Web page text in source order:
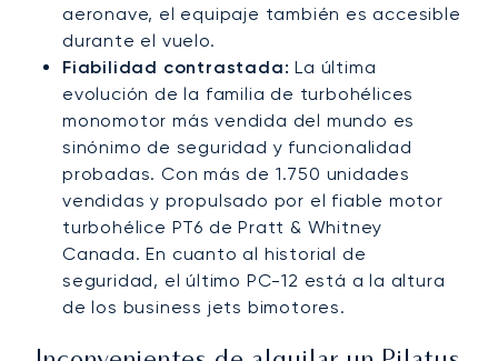
aeronave, el equipaje también es accesible
durante el vuelo.
Fiabilidad contrastada: La última
evolución de la familia de turbohélices
monomotor más vendida del mundo es
sinónimo de seguridad y funcionalidad
probadas. Con más de 1.750 unidades
vendidas y propulsado por el fiable motor
turbohélice PT6 de Pratt & Whitney
Canada. En cuanto al historial de
seguridad, el último PC-12 está a la altura
de los business jets bimotores.